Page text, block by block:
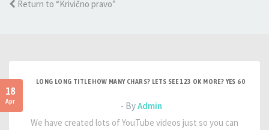
Return to “Krivično pravo”
18
Apr
LONG LONG TITLE HOW MANY CHARS? LETS SEE 123 OK MORE? YES 60
- ByAdmin
We have created lots of YouTube videos just so you can